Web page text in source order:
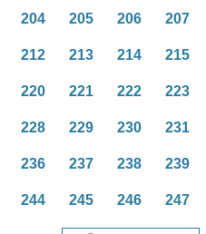
204 205 206 207
212 213 214 215
220 221 222 223
228 229 230 231
236 237 238 239
244 245 246 247